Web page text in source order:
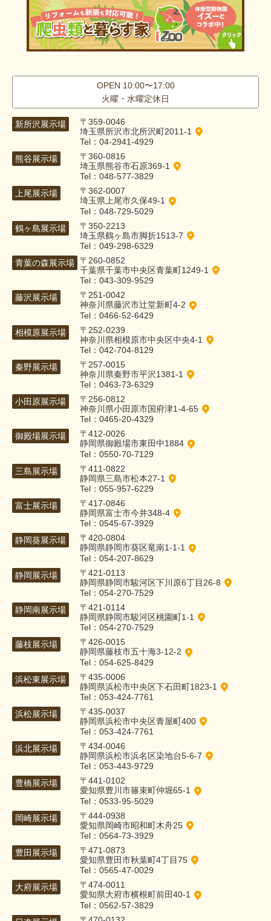
OPEN 10:00〜17:00
火曜・水曜定休日
新所沢展示場
〒359-0046
埼玉県所沢市北所沢町2011-1
Tel：04-2941-4929
熊谷展示場
〒360-0816
埼玉県熊谷市石原369-1
Tel：048-577-3829
上尾展示場
〒362-0007
埼玉県上尾市久保49-1
Tel：048-729-5029
鶴ヶ島展示場
〒350-2213
埼玉県鶴ヶ島市脚折1513-7
Tel：049-298-6329
青葉の森展示場
〒260-0852
千葉県千葉市中央区青葉町1249-1
Tel：043-309-9529
藤沢展示場
〒251-0042
神奈川県藤沢市辻堂新町4-2
Tel：0466-52-6429
相模原展示場
〒252-0239
神奈川県相模原市中央区中央4-1
Tel：042-704-8129
秦野展示場
〒257-0015
神奈川県秦野市平沢1381-1
Tel：0463-73-6329
小田原展示場
〒256-0812
神奈川県小田原市国府津1-4-65
Tel：0465-20-4329
御殿場展示場
〒412-0026
静岡県御殿場市東田中1884
Tel：0550-70-7129
三島展示場
〒411-0822
静岡県三島市松本27-1
Tel：055-957-6229
富士展示場
〒417-0846
静岡県富士市今井348-4
Tel：0545-67-3929
静岡葵展示場
〒420-0804
静岡県静岡市葵区竜南1-1-1
Tel：054-207-8629
静岡展示場
〒421-0113
静岡県静岡市駿河区下川原6丁目26-8
Tel：054-270-7529
静岡南展示場
〒421-0114
静岡県静岡市駿河区桃園町1-1
Tel：054-270-7529
藤枝展示場
〒426-0015
静岡県藤枝市五十海3-12-2
Tel：054-625-8429
浜松東展示場
〒435-0006
静岡県浜松市中央区下石田町1823-1
Tel：053-424-7761
浜松展示場
〒435-0037
静岡県浜松市中央区青屋町400
Tel：053-424-7761
浜北展示場
〒434-0046
静岡県浜松市浜名区染地台5-6-7
Tel：053-443-9729
豊橋展示場
〒441-0102
愛知県豊川市篠束町仲堀65-1
Tel：0533-95-5029
岡崎展示場
〒444-0938
愛知県岡崎市昭和町木舟25
Tel：0564-73-3929
豊田展示場
〒471-0873
愛知県豊田市秋葉町4丁目75
Tel：0565-47-0029
大府展示場
〒474-0011
愛知県大府市横根町前田40-1
Tel：0562-57-3829